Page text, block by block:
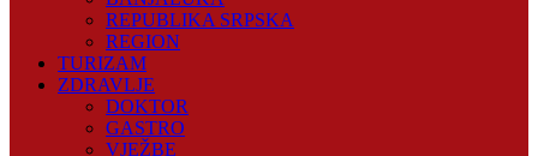
REPUBLIKA SRPSKA
REGION
TURIZAM
ZDRAVLJE
DOKTOR
GASTRO
VJEŽBE